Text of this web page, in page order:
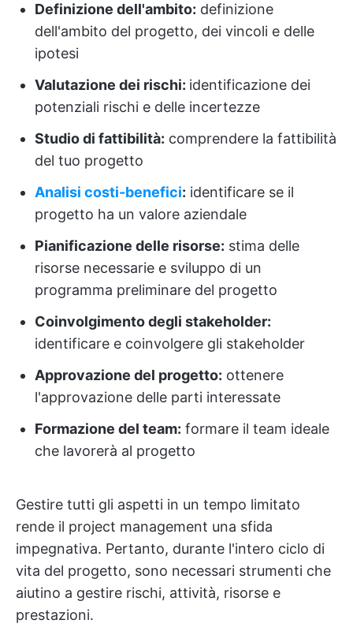
Definizione dell'ambito: definizione
dell'ambito del progetto, dei vincoli e delle
ipotesi
Valutazione dei rischi: identificazione dei
potenziali rischi e delle incertezze
Studio di fattibilità: comprendere la fattibilità
del tuo progetto
Analisi costi-benefici: identificare se il
progetto ha un valore aziendale
Pianificazione delle risorse: stima delle
risorse necessarie e sviluppo di un
programma preliminare del progetto
Coinvolgimento degli stakeholder:
identificare e coinvolgere gli stakeholder
Approvazione del progetto: ottenere
l'approvazione delle parti interessate
Formazione del team: formare il team ideale
che lavorerà al progetto
Gestire tutti gli aspetti in un tempo limitato
rende il project management una sfida
impegnativa. Pertanto, durante l'intero ciclo di
vita del progetto, sono necessari strumenti che
aiutino a gestire rischi, attività, risorse e
prestazioni.